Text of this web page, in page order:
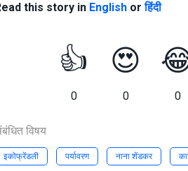
this story in Englishorहिंदी
👍
0
😍
0 0
विषय
इकोफ्रेंडली पर्यावरण नाना शेंडकर